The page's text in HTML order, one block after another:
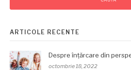
ARTICOLE RECENTE
Despre înțărcare din
octombrie 18, 2022